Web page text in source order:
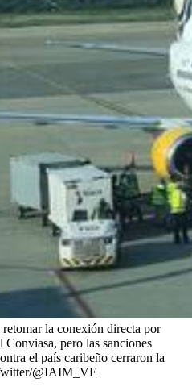
la conexión directa por
Conviasa, pero las sanciones
el país caribeño cerraron la
@IAIM_VE